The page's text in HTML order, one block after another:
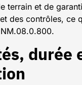
terrain et de
des contrôles, ce
durée